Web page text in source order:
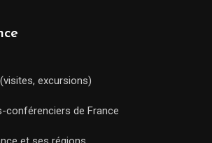
excursions)
conférenciers de France